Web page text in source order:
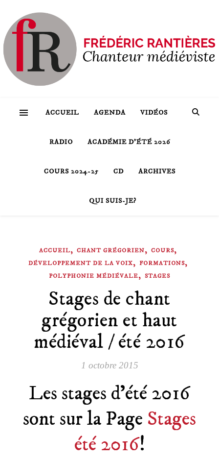
ACCUEIL AGENDA VIDÉOS
RADIO ACADÉMIE D’ÉTÉ 2026
COURS 2024-25 CD ARCHIVES
QUI SUIS-JE?
ACCUEIL, CHANT GRÉGORIEN, COURS,
DÉVELOPPEMENT DE LA VOIX, FORMATIONS,
POLYPHONIE MÉDIÉVALE, STAGES
Stages de chant
grégorien et haut
médiéval / été 2016
1 octobre 2015
Les stages d’été 2016
sont sur la Page Stages
été 2016!